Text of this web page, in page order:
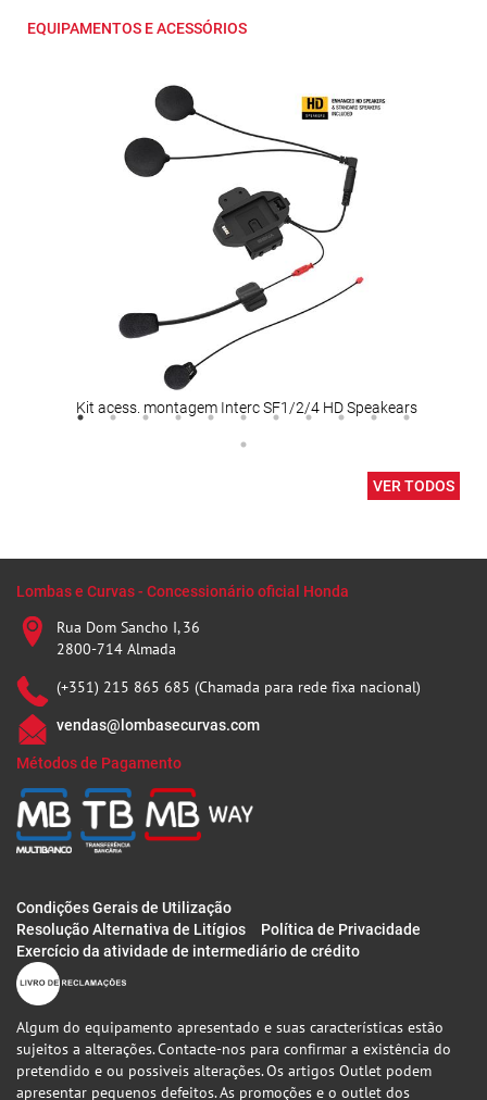
EQUIPAMENTOS E ACESSÓRIOS
Kit acess. montagem Interc SF1/2/4 HD Speakears
VER TODOS
Lombas e Curvas - Concessionário oficial Honda
Rua Dom Sancho I, 36
2800-714 Almada
(+351) 215 865 685 (Chamada para rede fixa nacional)
vendas@lombasecurvas.com
Métodos de Pagamento
Condições Gerais de Utilização
Resolução Alternativa de Litígios
Política de Privacidade
Exercício da atividade de intermediário de crédito
Algum do equipamento apresentado e suas características estão
sujeitos a alterações. Contacte-nos para confirmar a existência do
pretendido e ou possiveis alterações. Os artigos Outlet podem
apresentar pequenos defeitos. As promoções e o outlet dos